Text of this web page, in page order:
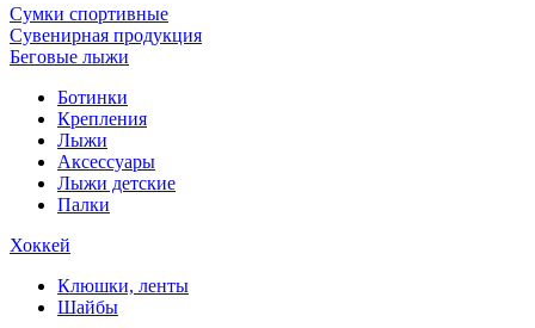
Сумки спортивные
Сувенирная продукция
Беговые лыжи
Ботинки
Крепления
Лыжи
Аксессуары
Лыжи детские
Палки
Хоккей
Клюшки, ленты
Шайбы